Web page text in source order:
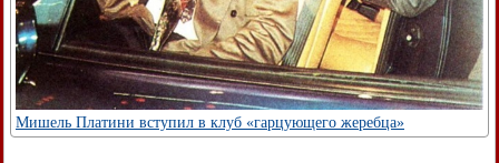
Мишель Платини вступил в клуб «гарцующего жеребца»